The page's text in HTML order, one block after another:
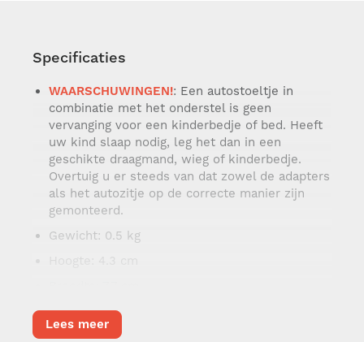
HTS BeSafe
iZi Go modular / X1
Nuna
Pipa next, Arra, Arra Next, Pipa urbn
Kiddy
Specificaties
WAARSCHUWINGEN!: Een autostoeltje in
combinatie met het onderstel is geen
vervanging voor een kinderbedje of bed. Heeft
uw kind slaap nodig, leg het dan in een
geschikte draagmand, wieg of kinderbedje.
Overtuig u er steeds van dat zowel de adapters
als het autozitje op de correcte manier zijn
gemonteerd.
Gewicht: 0.5 kg
Lengte: 22 cm
Lees meer